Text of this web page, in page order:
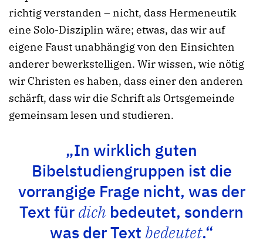
richtig verstanden – nicht, dass Hermeneutik
eine Solo-Disziplin wäre; etwas, das wir auf
eigene Faust unabhängig von den Einsichten
anderer bewerkstelligen. Wir wissen, wie nötig
wir Christen es haben, dass einer den anderen
schärft, dass wir die Schrift als Ortsgemeinde
gemeinsam lesen und studieren.
„In wirklich guten
Bibelstudiengruppen ist die
vorrangige Frage nicht, was der
Text für dich bedeutet, sondern
was der Text bedeutet.“